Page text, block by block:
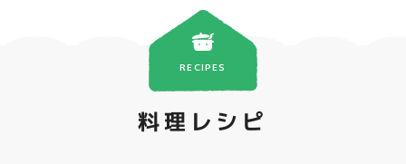
RECIPES
料理レシピ